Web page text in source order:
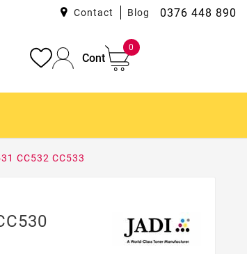
0376 448 890
Contact Blog
Cont
0
CC532 CC533